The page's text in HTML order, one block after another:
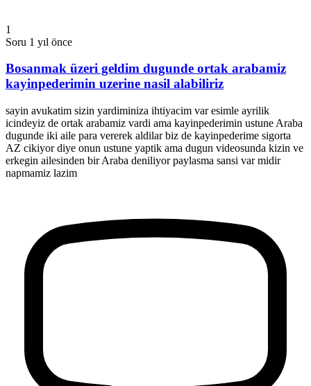
1
Soru 1 yıl önce
Bosanmak üzeri geldim dugunde ortak arabamiz
kayinpederimin uzerine nasil alabiliriz
sayin avukatim sizin yardiminiza ihtiyacim var esimle ayrilik
icindeyiz de ortak arabamiz vardi ama kayinpederimin ustune Araba
dugunde iki aile para vererek aldilar biz de kayinpederime sigorta
AZ cikiyor diye onun ustune yaptik ama dugun videosunda kizin ve
erkegin ailesinden bir Araba deniliyor paylasma sansi var midir
napmamiz lazim